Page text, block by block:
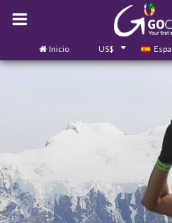
Inicio US$